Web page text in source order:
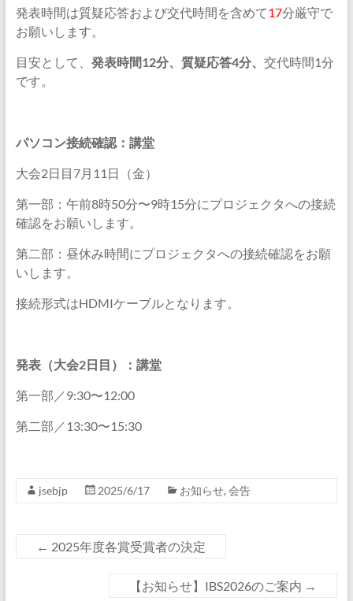
発表時間は質疑応答および交代時間を含めて17分厳守で
お願いします。
目安として、 発表時間12分、質疑応答4分、 交代時間1分
です。
パソコン接続確認：講堂
大会2日目7月11日（金）
第一部：午前8時50分〜9時15分にプロジェクタへの接続
確認をお願いします。
第二部：昼休み時間にプロジェクタへの接続確認をお願
いします。
接続形式はHDMIケーブルとなります。
発表（大会2日目）：講堂
第一部／9:30〜12:00
第二部／13:30〜15:30
jsebjp 2025/6/17 お知らせ, 会告
← 2025年度各賞受賞者の決定
【お知らせ】IBS2026のご案内 →